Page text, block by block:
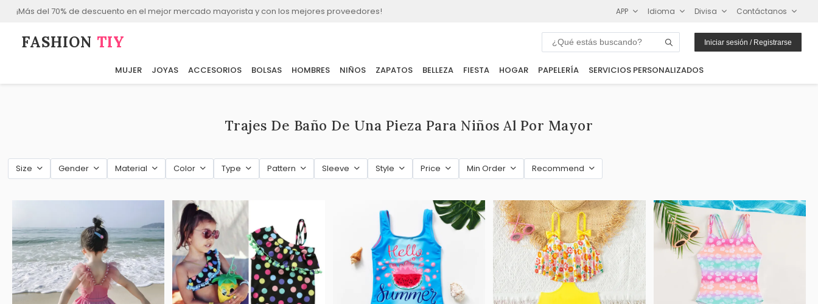
¡Más del 70% de descuento en el mejor mercado mayorista y con los mejores proveedores! APP Idioma Divisa Contáctanos
FASHION⁠ TIY Iniciar sesión / Registrarse
MUJER JOYAS ACCESORIOS BOLSAS HOMBRES NIÑOS ZAPATOS BELLEZA FIESTA HOGAR PAPELERÍA SERVICIOS PERSONALIZADOS
Trajes De Baño De Una Pieza Para Niños Al Por Mayor
Size Gender Material Color Type Pattern Sleeve Style Price Min Order Recommend